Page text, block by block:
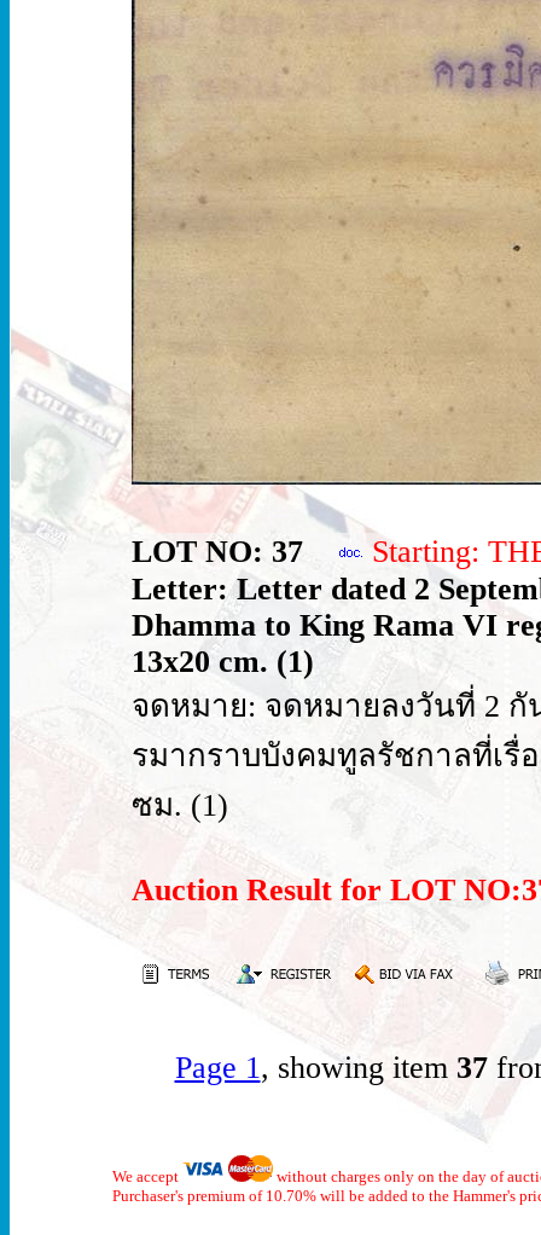
LOT NO: 37
Starting:
Letter: Letter dated 2
Dhamma to King Rama VI
13x20 cm. (1)
จดหมาย: จดหมายลงวันที่ 2 กั
รมากราบบังคมทูลรัชกาลที่เรื่
ซม. (1)
Auction Result for LOT
Page 1, showing item 37
We accept
without charges only on the day of
Purchaser's premium of 10.70% will be added to the Hammer's